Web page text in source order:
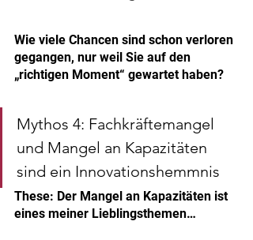
Wie viele Chancen sind schon verloren
gegangen, nur weil Sie auf den
„richtigen Moment“ gewartet haben?
Mythos 4: Fachkräftemangel
und Mangel an Kapazitäten
sind ein Innovationshemmnis
These: Der Mangel an Kapazitäten ist
eines meiner Lieblingsthemen…